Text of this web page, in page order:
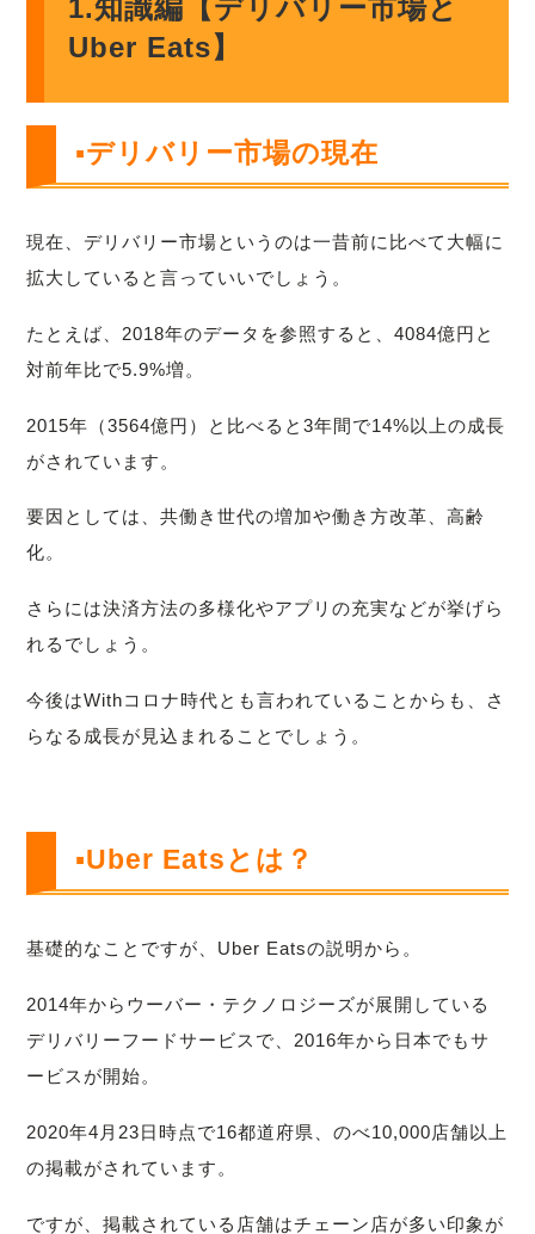
1.知識編【デリバリー市場と
Uber Eats】
▪デリバリー市場の現在
現在、デリバリー市場というのは一昔前に比べて大幅に
拡大していると言っていいでしょう。
たとえば、2018年のデータを参照すると、4084億円と
対前年比で5.9%増。
2015年（3564億円）と比べると3年間で14%以上の成長
がされています。
要因としては、共働き世代の増加や働き方改革、高齢
化。
さらには決済方法の多様化やアプリの充実などが挙げら
れるでしょう。
今後はWithコロナ時代とも言われていることからも、さ
らなる成長が見込まれることでしょう。
▪Uber Eatsとは？
基礎的なことですが、Uber Eatsの説明から。
2014年からウーバー・テクノロジーズが展開している
デリバリーフードサービスで、2016年から日本でもサ
ービスが開始。
2020年4月23日時点で16都道府県、のべ10,000店舗以上
の掲載がされています。
ですが、掲載されている店舗はチェーン店が多い印象が